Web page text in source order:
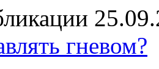
гневом?